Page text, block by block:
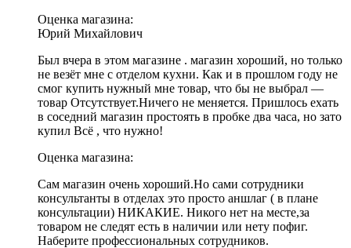
Оценка магазина:
Юрий Михайлович
Был вчера в этом магазине . магазин хороший, но только
не везёт мне с отделом кухни. Как и в прошлом году не
смог купить нужный мне товар, что бы не выбрал —
товар Отсутствует.Ничего не меняется. Пришлось ехать
в соседний магазин простоять в пробке два часа, но зато
купил Всё , что нужно!
Оценка магазина:
Сам магазин очень хороший.Но сами сотрудники
консультанты в отделах это просто аншлаг ( в плане
консультации) НИКАКИЕ. Никого нет на месте,за
товаром не следят есть в наличии или нету пофиг.
Наберите профессиональных сотрудников.